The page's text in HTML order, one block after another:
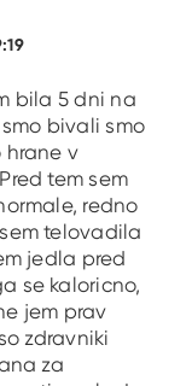
bila 5 dni na
bivali smo
hrane v
tem sem
redno
telovadila
jedla pred
se kaloricno,
jem prav
zdravniki
za